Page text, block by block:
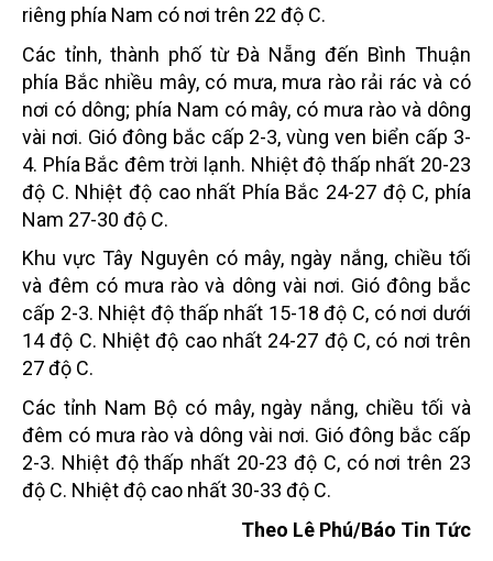
riêng phía Nam có nơi trên 22 độ C.
Các tỉnh, thành phố từ Đà Nẵng đến Bình Thuận
phía Bắc nhiều mây, có mưa, mưa rào rải rác và có
nơi có dông; phía Nam có mây, có mưa rào và dông
vài nơi. Gió đông bắc cấp 2-3, vùng ven biển cấp 3-
4. Phía Bắc đêm trời lạnh. Nhiệt độ thấp nhất 20-23
độ C. Nhiệt độ cao nhất Phía Bắc 24-27 độ C, phía
Nam 27-30 độ C.
Khu vực Tây Nguyên có mây, ngày nắng, chiều tối
và đêm có mưa rào và dông vài nơi. Gió đông bắc
cấp 2-3. Nhiệt độ thấp nhất 15-18 độ C, có nơi dưới
14 độ C. Nhiệt độ cao nhất 24-27 độ C, có nơi trên
27 độ C.
Các tỉnh Nam Bộ có mây, ngày nắng, chiều tối và
đêm có mưa rào và dông vài nơi. Gió đông bắc cấp
2-3. Nhiệt độ thấp nhất 20-23 độ C, có nơi trên 23
độ C. Nhiệt độ cao nhất 30-33 độ C.
Theo Lê Phú/Báo Tin Tức